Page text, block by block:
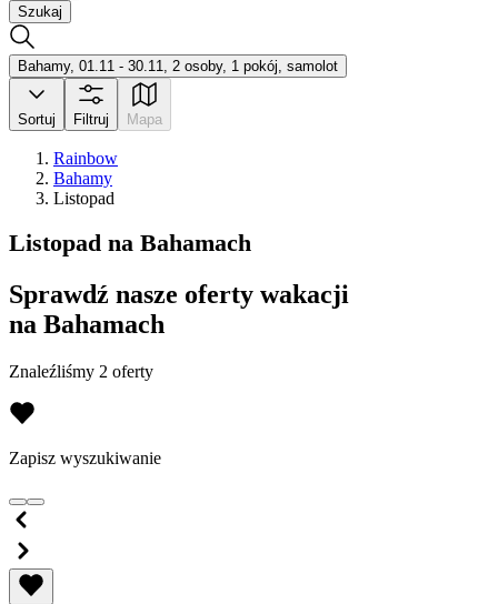
Szukaj
Bahamy, 01.11 - 30.11, 2 osoby, 1 pokój, samolot
Sortuj Filtruj Mapa
Rainbow
Bahamy
Listopad
Listopad na Bahamach
Sprawdź nasze oferty wakacji
na Bahamach
Znaleźliśmy 2 oferty
Zapisz wyszukiwanie